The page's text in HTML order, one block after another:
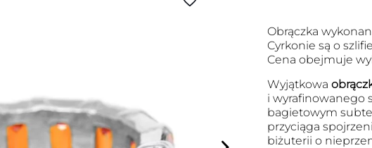
Obrączka
Cyrkonie są o
Cena obejmuje
Wyjątkowa
i wyrafinowanego
bagietowym
przyciąga
biżuterii o